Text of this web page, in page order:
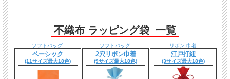
不織布 ラッピング袋 一覧
ソフトバッグ
ベーシック
(11サイズ最大18色)
ソフトバッグ
2穴リボン巾着
(9サイズ最大18色)
リボン 巾着
江戸打紐
(3サイズ最大18色)